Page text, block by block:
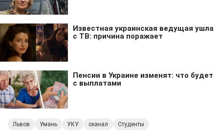
Львов Умань УКУ сканал Студенты